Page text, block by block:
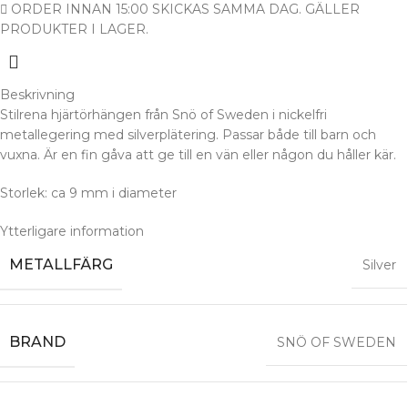
ORDER INNAN 15:00 SKICKAS SAMMA DAG. GÄLLER
PRODUKTER I LAGER.
Beskrivning
Stilrena hjärtörhängen från Snö of Sweden i nickelfri
metallegering med silverplätering. Passar både till barn och
vuxna. Är en fin gåva att ge till en vän eller någon du håller kär.
Storlek: ca 9 mm i diameter
Ytterligare information
METALLFÄRG Silver
BRAND SNÖ OF SWEDEN